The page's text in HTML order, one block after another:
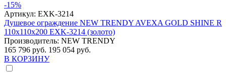
-15%
Артикул: EXK-3214
Душевое ограждение NEW TRENDY AVEXA GOLD SHINE R
110x110x200 EXK-3214 (золото)
Производитель: NEW TRENDY
165 796 руб. 195 054 руб.
В КОРЗИНУ